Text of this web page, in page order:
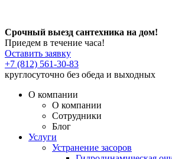
Срочный выезд сантехника на дом!
Приедем в течение часа!
Оставить заявку
+7 (812) 561-30-83
круглосуточно без обеда и выходных
О компании
О компании
Сотрудники
Блог
Услуги
Устранение засоров